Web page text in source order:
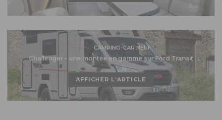
CAMPING-CAR NEUF
Challenger – une montée en gamme sur Ford Transit
AFFICHER L'ARTICLE